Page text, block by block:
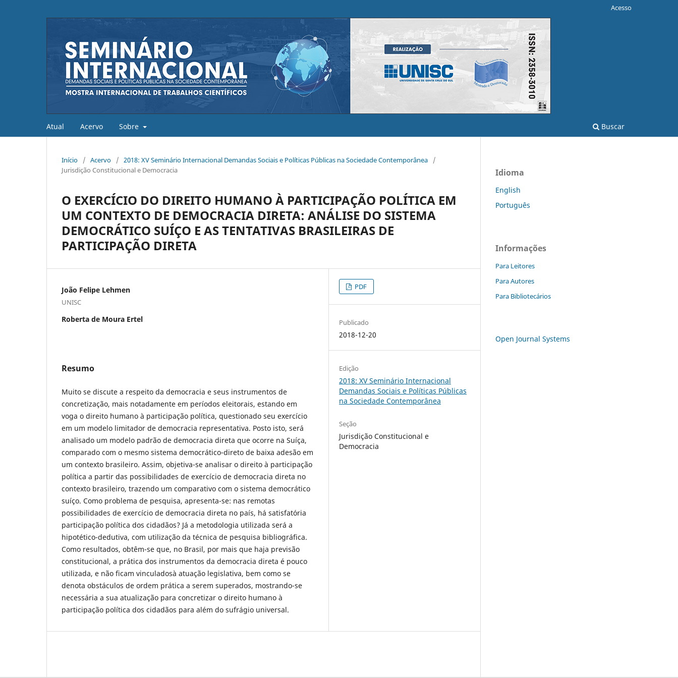
Atual Acervo Sobre Buscar
Acesso
Início / Acervo / 2018: XV Seminário Internacional Demandas Sociais e Políticas Públicas na Sociedade Contemporânea
/
Jurisdição Constitucional e Democracia
O EXERCÍCIO DO DIREITO HUMANO À PARTICIPAÇÃO POLÍTICA EM
UM CONTEXTO DE DEMOCRACIA DIRETA: ANÁLISE DO SISTEMA
DEMOCRÁTICO SUÍÇO E AS TENTATIVAS BRASILEIRAS DE
PARTICIPAÇÃO DIRETA
João Felipe Lehmen
UNISC
Roberta de Moura Ertel
Resumo
Muito se discute a respeito da democracia e seus instrumentos de
concretização, mais notadamente em períodos eleitorais, estando em
voga o direito humano à participação política, questionado seu exercício
em um modelo limitador de democracia representativa. Posto isto, será
analisado um modelo padrão de democracia direta que ocorre na Suíça,
comparado com o mesmo sistema democrático-direto de baixa adesão em
um contexto brasileiro. Assim, objetiva-se analisar o direito à participação
política a partir das possibilidades de exercício de democracia direta no
contexto brasileiro, trazendo um comparativo com o sistema democrático
suíço. Como problema de pesquisa, apresenta-se: nas remotas
possibilidades de exercício de democracia direta no país, há satisfatória
participação política dos cidadãos? Já a metodologia utilizada será a
hipotético-dedutiva, com utilização da técnica de pesquisa bibliográfica.
Como resultados, obtêm-se que, no Brasil, por mais que haja previsão
constitucional, a prática dos instrumentos da democracia direta é pouco
utilizada, e não ficam vinculadosà atuação legislativa, bem como se
denota obstáculos de ordem prática a serem superados, mostrando-se
necessária a sua atualização para concretizar o direito humano à
participação política dos cidadãos para além do sufrágio universal.
PDF
Publicado
2018-12-20
Edição
2018: XV Seminário Internacional
Demandas Sociais e Políticas Públicas
na Sociedade Contemporânea
Seção
Jurisdição Constitucional e
Democracia
Idioma
English
Português
Informações
Para Leitores
Para Autores
Para Bibliotecários
Open Journal Systems